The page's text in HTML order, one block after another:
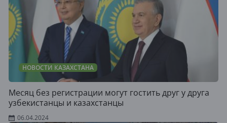
НОВОСТИ КАЗАХСТАНА
Месяц без регистрации могут гостить друг у друга
узбекистанцы и казахстанцы
06.04.2024